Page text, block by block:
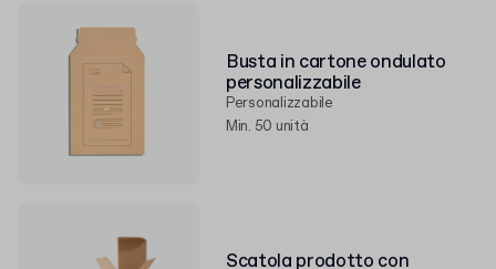
Busta in cartone ondulato
personalizzabile
Personalizzabile
Min. 50 unità
Scatola prodotto con